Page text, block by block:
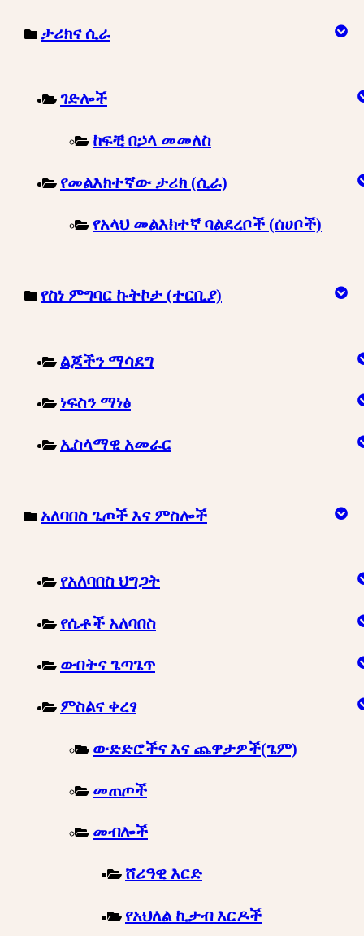
ታሪክና ሲራ
ገድሎች
ከፍቺ በኃላ መመለስ
የመልእክተኛው ታሪክ (ሲራ)
የአላህ መልእክተኛ ባልደረቦች (ሰሀቦች)
የስነ ምግባር ኩትኮታ (ተርቢያ)
ልጆችን ማሳደግ
ነፍስን ማነፅ
ኢስላማዊ አመራር
አለባበስ ጌጦች እና ምስሎች
የአለባበስ ህግጋት
የሴቶች አለባበስ
ውበትና ጌጣጌጥ
ምስልና ቀረፃ
ውድድሮችና እና ጨዋታዎች(ጌም)
መጠጦች
መብሎች
ሸሪዓዊ እርድ
የአህለል ኪታብ እርዶች